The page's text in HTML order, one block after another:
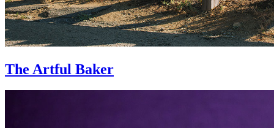
The Artful Baker